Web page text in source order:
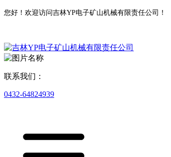
您好！欢迎访问吉林YP电子矿山机械有限责任公司！
联系我们：
0432-64824939